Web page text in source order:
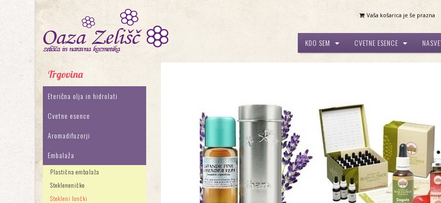
Vaša košarica je še prazna
KDO SEM CVETNE ESENCE
Trgovina
Eterična olja in hidrolati
Cvetne esence
Aromadifuzorji
Embalaža
Plastična embalaža
Stekleneničke
Stekleni lončki